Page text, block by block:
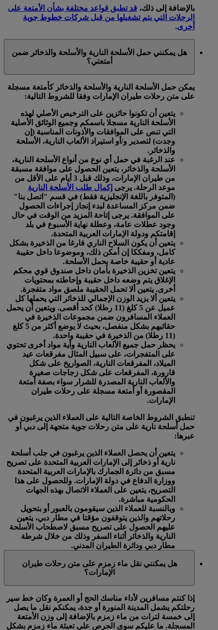
بالإضافة إلى ذلك، قد تطبق قواعد مختلفة بشأن الأمتعة على
الرحلات التي يتم تشغيلها من قبل شركات خطوط جوية
أخرى.
هل يمكنني حمل الأسلحة النارية والأسلحة والذخائر ضمن
أمتعتي؟
يمكن حمل الأسلحة النارية والأسلحة والذخائر كأمتعة مسجلة
على متن رحلات طيران الإمارات وفقا للشروط التالية:
يتعين أن تكونوا حائزين على الترخيص الأصلي لهذه
الأسلحة النارية مسجلا باسمكم وجميع الوثائق الأصلية
التي تنص على الموافقات والأذونات المناسبة (إن
وجدت) لتصدير و/أو استيراد الألعاب النارية، الأسلحة
والذخائر.
عند الرغبة في حمل أي نوع من أنواع الأسلحة النارية،
الأسلحة والذخائر، يتعين الحصول على موافقة مسبقة
من طيران الإمارات، وذلك قبل 3 أيام على الأقل من
موعد الرحلة. يرجى إكمال طلب الأسلحة النارية
(المتوفر باللغة الإنجليزية فقط) في قسم "اتصل بنا"
ضمن مركز المساعدة لبدء إنجاز إجراءات الحصول
على الموافقة. يرجى إتاحة المزيد من الوقت في حال
وجود عطلات عامة، وعطلة نهاية الأسبوع في بلد
إقامتكم ودولة الإمارات العربية المتحدة.
يتعين أن يكون السلاح الناري فارغا من الذخيرة بشكل
كامل، ومفككا إن أمكن ذلك، وموضوعا داخل حقيبة
عادية أو حقيبة خاصة بحمل الأسلحة.
يتعين تخزين الذخيرة بأمان داخل صندوق قوي محكم
الإغلاق يتم وضعه داخل حقيبة وإحاطته بمحتويات
أخرى. يتعين ألا تحمل الحقيبة ملصق مواد متفجرة.
يتعين ألا يزيد الوزن الإجمالي للذخائر التي يحملها كل
عميل عن 5 كلغ (11 رطلا) كحد أقصى. ويتعين أن يحمل
العملاء المسافرون ضمن مجموعات الذخيرة في
حقائبهم بشكل منفصل، بحيث لا يوضع أكثر من 5 كلغ
(11 رطلا) من الذخيرة في حقيبة واحدة.
يحظر حمل جميع الألعاب النارية وأية مواد أخرى تحتوي
على المتفجرات، على سبيل المثال مفرقعات عيد
الميلاد، المفرقعات النارية، الصواريخ على شكل
قارورة، المفرقعات على شكل زجاجات صغيرة
والألعاب النارية المصدرة للشرار سواء بصفة أمتعة
المقصورة أو أمتعة مسجلة على رحلات طيران
الإمارات.
تنطبق الشروط الخاصة التالية على العملاء الذين يرغبون في
حمل أسلحة نارية على متن رحلات جوية متجهة إلى دبي أو
عبرها:
يتعين أن يحصل العملاء الذين يرغبون في جلب أسلحة
نارية أو ذخائر إلى الإمارات العربية المتحدة على تصريح
مسبق من دائرة الجمارك بالإمارات العربية المتحدة
ووزارة الدفاع في دولة الإمارات. وللحصول على هذا
التصريح، يتعين على العملاء الاتصال بهذه الجهات
الحكومية مباشرة.
وبالنسبة للعملاء الذين سيقومون بالعبور أو بتحويل
رحلاتهم والذين يتوقفون مؤقتا في مطار دبي، يتعين
عليهم الحصول على تصريح مسبق لاصطحاب الأسلحة
النارية والذخائر أثناء السفر وذلك من خلال شرطة
مطار دبي ودائرة الطيران المدني.
هل يمكنني نقل ماء زمزم على متن رحلات طيران
الإمارات؟
إذا كنتم مسافرين لأداء مناسك الحج أو العمرة وكان خط سير
رحلتكم يشمل المدينة المنورة أو جدة، يمكنكم نقل ما يصل
إلى خمسة لترات من ماء زمزم بالإضافة إلى وزن الأمتعة
المسجلة. ما عليكم سوى الحرص على تعبئة ماء زمزم بشكل